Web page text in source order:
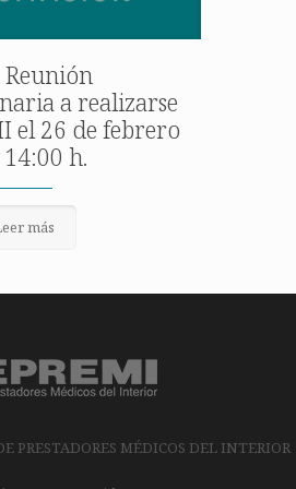
a realizarse
el 26 de febrero
h.
más
PRESTADORES MÉDICOS DEL INTERIOR